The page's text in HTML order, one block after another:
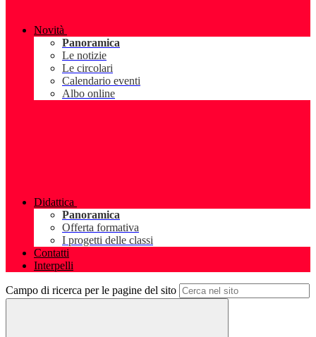
Novità
Panoramica
Le notizie
Le circolari
Calendario eventi
Albo online
Didattica
Panoramica
Offerta formativa
I progetti delle classi
Contatti
Interpelli
Campo di ricerca per le pagine del sito